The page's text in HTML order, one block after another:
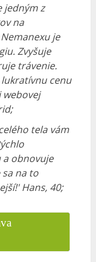
jedným z
na
je
Zvyšuje
trávenie.
lukratívnu cenu
tela vám
a obnovuje
na to
Hans, 40;